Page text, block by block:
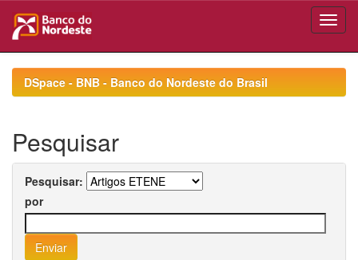
navigationDSpace - BNB - Banco do Nordeste do Brasil
Pesquisar
Pesquisar:
por